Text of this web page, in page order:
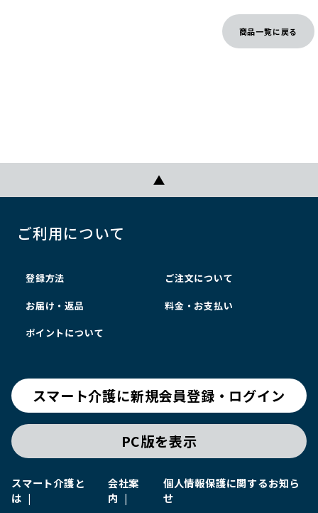
商品一覧に戻る
ご利用について
登録方法 ご注文について
お届け・返品 料金・お支払い
ポイントについて
スマート介護に新規会員登録・ログイン
PC版を表示
スマート介護と
は
会社案
内
個人情報保護に関するお知ら
せ